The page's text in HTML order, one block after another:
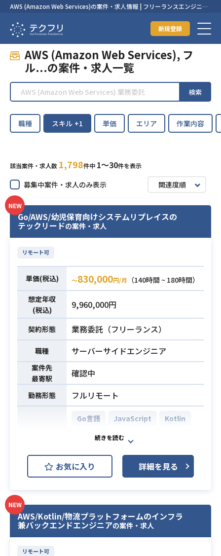
AWS (Amazon Web Services)の案件・求人情報 | フリーランスエンジニア
新規登録
AWS (Amazon Web Services), フ
ル...の案件・求人一覧
検索
職種 スキル +1 単価 エリア 作業内容
該当案件・求人数 1,798件中 1〜30件を表示
募集中案件・求人のみ表示 関連度順
NEW
Go/AWS/幼児保育向けシステムリプレイスの
テックリードの案件・求人
リモート可
単価(税込) 〜830,000円/月
（140時間 ~ 180時間）
想定年収
(税込)
9,960,000円
契約形態 業務委託（フリーランス）
職種 サーバーサイドエンジニア
案件先
最寄駅
確認中
勤務形態 フルリモート
Go言語 JavaScript
Kotlin
TypeScript
React.js
Symfony
Vue.js
AWS DynamoDB (Amazon Dynam
oDB)
AWS (Amazon Web Services)
AWS EC2 (Amazon EC2)
AWS Lambda
Backlog
お気に入り 詳細を見る
NEW
AWS/Kotlin/物流プラットフォームのインフラ
兼バックエンドエンジニアの案件・求人
リモート可